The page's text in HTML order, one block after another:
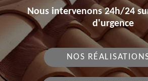
Nous intervenons 24h/24
d'urgence
NOS